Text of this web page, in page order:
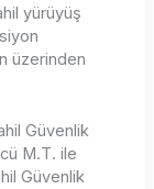
yürüyüş
üzerinden
Güvenlik
M.T. ile
Güvenlik